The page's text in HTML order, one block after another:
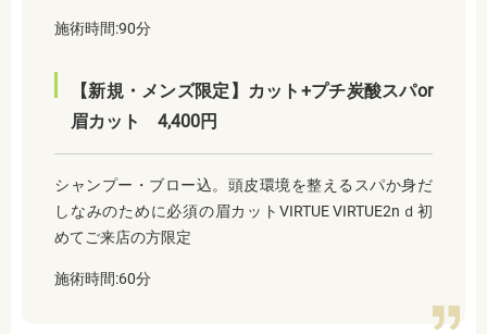
施術時間:90分
【新規・メンズ限定】カット+プチ炭酸スパor
眉カット 4,400円
シャンプー・ブロー込。頭皮環境を整えるスパか身だ
しなみのために必須の眉カットVIRTUE VIRTUE2nｄ初
めてご来店の方限定
施術時間:60分